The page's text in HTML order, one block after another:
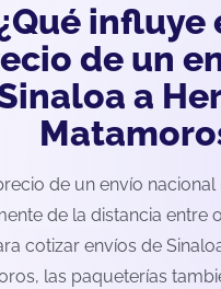
influye
de un
a
de un envío
de la distancia entre
cotizar envíos de
las paqueterías